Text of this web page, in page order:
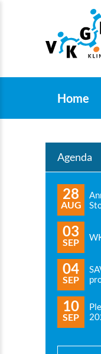
Home
Agenda
28
AUG
03
SEP
04
SEP
10
SEP